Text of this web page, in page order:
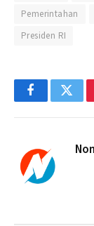
Pemerintahan
Presiden RI
Facebook